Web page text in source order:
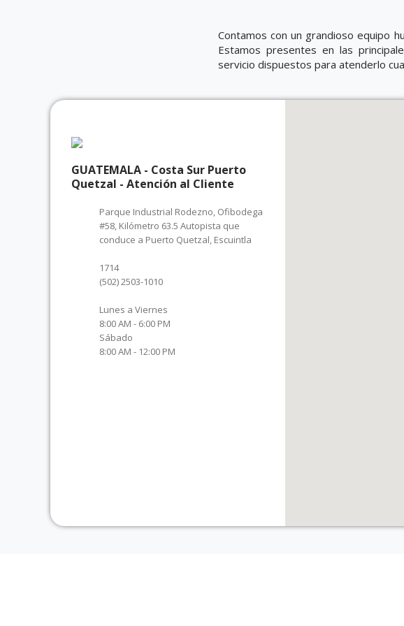
Contamos con un grandioso equipo
Estamos presentes en las
servicio dispuestos para atenderlo
GUATEMALA - Costa Sur Puerto
Quetzal - Atención al Cliente
Parque Industrial Rodezno, Ofibodega
#58, Kilómetro 63.5 Autopista que
conduce a Puerto Quetzal, Escuintla
1714
(502) 2503-1010
Lunes a Viernes
8:00 AM - 6:00 PM
Sábado
8:00 AM - 12:00 PM